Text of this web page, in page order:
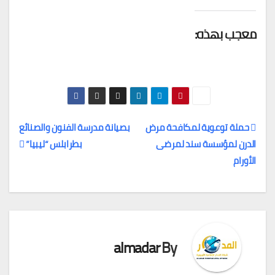
معجب بهذه:
تصفّح
المقالات
بصيانة مدرسة الفنون والصنائع
بطرابلس “ليبيا”
حملة توعوية لمكافحة مرض
الدرن لمؤسسة سند لمرضى
الأورام
By
almadar